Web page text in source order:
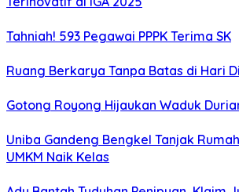
Tahniah! 593 Pegawai PPPK Terima SK
Ruang Berkarya Tanpa Batas di Hari
Gotong Royong Hijaukan Waduk
Uniba Gandeng Bengkel Tanjak
UMKM Naik Kelas